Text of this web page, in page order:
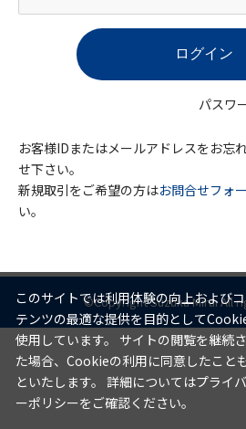
パスワ
お客様IDまたはメールアドレスをお忘
せ下さい。
新規取引をご希望の方はお問合せフォ
い。
©Copyright Suzuka Mirai All
このサイトでは利用体験の向上および
テンツの最適な提供を目的として
使用しています。 サイトの閲覧を継続
た場合、Cookieの利用に同意したこと
といたします。 詳細についてはプライ
ーポリシーをご確認ください。